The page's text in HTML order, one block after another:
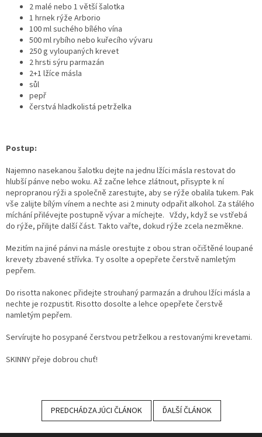
2 malé nebo 1 větší šalotka
1 hrnek rýže Arborio
100 ml suchého bílého vína
500 ml rybího nebo kuřecího vývaru
250 g vyloupaných krevet
2 hrsti sýru parmazán
2+1 lžíce másla
sůl
pepř
čerstvá hladkolistá petrželka
Postup:
Najemno nasekanou šalotku dejte na jednu lžíci másla restovat do
hlubší pánve nebo woku. Až začne lehce zlátnout, přisypte k ní
nepropranou rýži a společně zarestujte, aby se rýže obalila tukem. Pak
vše zalijte bílým vínem a nechte asi 2 minuty odpařit alkohol. Za stálého
míchání přilévejte postupně vývar a míchejte. Vždy, když se vstřebá
do rýže, přilijte další část. Takto vařte, dokud rýže zcela nezměkne.
Mezitím na jiné pánvi na másle orestujte z obou stran očištěné loupané
krevety zbavené střívka. Ty osolte a opepřete čerstvě namletým
pepřem.
Do risotta nakonec přidejte strouhaný parmazán a druhou lžíci másla a
nechte je rozpustit. Risotto dosolte a lehce opepřete čerstvě
namletým pepřem.
Servírujte ho posypané čerstvou petrželkou a restovanými krevetami.
SKINNY přeje dobrou chuť!
PREDCHÁDZAJÚCI ČLÁNOK ĎALŠÍ ČLÁNOK